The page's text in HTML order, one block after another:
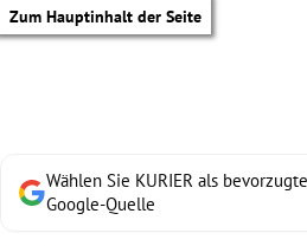
Zum Hauptinhalt der Seite
Wählen Sie KURIER als bevorzugte
Google-Quelle